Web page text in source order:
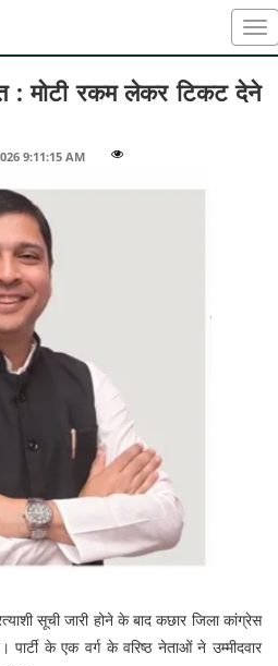
: मोटी रकम लेकर टिकट देने
9:11:15 AM
सूची जारी होने के बाद कछार जिला कांग्रेस
के एक वर्ग के वरिष्ठ नेताओं ने उम्मीदवार